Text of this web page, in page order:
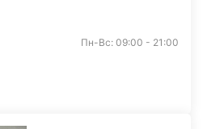
Пн-Вс: 09:00 - 21:00